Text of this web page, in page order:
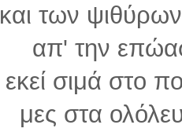
και των
απ' την
εκεί σιμά στο
μες στα